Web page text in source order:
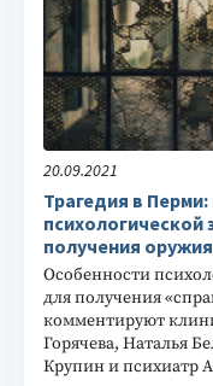
20.09.2021
Трагедия в
психологической
получения оружия
Особенности
для получения
комментируют
Горячева, Наталья
Крупин и психиатр